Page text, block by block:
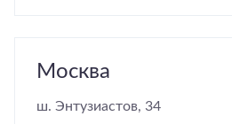
Москва
ш. Энтузиастов, 34